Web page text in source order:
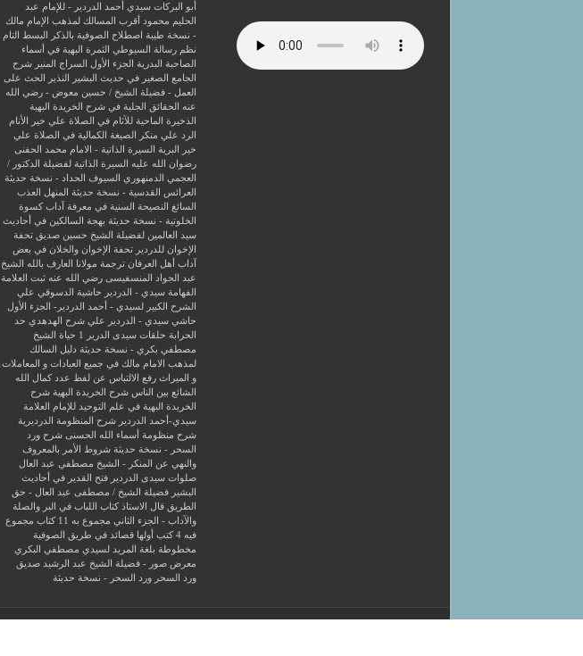
أبو البركات سيدي أحمد الدردير - للإمام عبد
الحليم محمود
أقرب المسالك لمذهب الإمام مالك
- نسخة طيبة اصطلاح الصوفية بالذكر
البسط التام
نظم رسالة السيوطي
الثمرة البهية في أسماء
الصاحبة البدرية
الجزء الأول السراج المنير شرح
الجامع الصغير في حديث البشير النذير
الحث على
العمل - فضيلة الشيخ / حسين معوض - رضي الله
عنه
الحقائق الجلية في شرح الخريدة البهية
الذخيرة الماحية للآثام في الصلاة علي خير الأنام
الرد علي منكر الصيغة الكمالية في الصلاة علي
خير البرية
السيرة الذاتية - الامام محمد الحفنى
رضوان الله عليه
السيرة الذاتية لفضيلة الدكتور /
العجمي الدمنهوري
السيوف الحداد - نسخة حديثة
العرائس القدسية - نسخة حديثة
المنهل العذب
السائغ
النصيحة السنية في معرفة آداب كسوة
الخلوتية - نسخة حديثة بهجة السالكين في أحاديث
سيد العالمين لفضيلة الشيخ حسين صديق
تحفة
الإخوان للدردير تحفة الإخوان والخلان في بعض
آداب أهل العرفان ترجمة مولانا العارف بالله الشيخ
عبد الجواد المنسفيسى رضي الله عنه ثبت العلامة
الفهامة سيدي - الدردير
حاشية الدسوقي علي
الشرح الكبير لسيدي - أحمد الدردير- الجزء الأول
حاشي سيدي - الدردير علي شرح الهدهدي حد
الحرابة حلقات سيدى الدرير 1
حياة الشيخ
مصطفي بكري - نسخة حديثة دليل السالك
لمذهب الامام مالك في جميع العبادات و المعاملات
و الميراث رفع الالتباس عن لفظ عدد كمال الله
الشائع بين الناس شرح الخريدة البهية شرح
الخريدة البهية في علم التوحيد للإمام العلامة
سيدي-أحمد الدردير شرح المنظومة الدرديرية
شرح منظومة أسماء الله الحسنى شرح ورد
السحر - نسخة حديثة شروط الأمر بالمعروف
والنهي عن المنكر - الشيخ مصطفي عبد العال
صلوات سيدى الدردير فتح القدير في أحاديث
البشير فضيلة الشيخ / مصطفى عبد العال - حق
الطريق
قال الاستاذ كتاب اللباب في البر والصلة
والآداب - الجزء الثاني مجموع به 11 كتاب
مجموع
فيه 4 كتب أولها قصائد في طريق الصوفية
مخطوطة بلغة المريد لسيدي مصطفي البكري
معرض صور - فضيلة الشيخ عبد الرشيد صديق
ورد السحر ورد السحر - نسخة حديثة